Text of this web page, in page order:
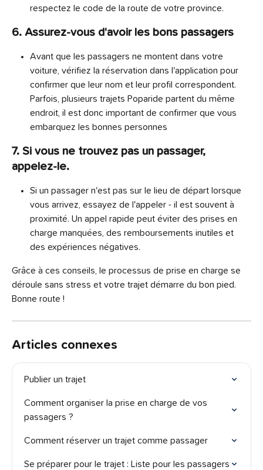
respectez le code de la route de votre province.
6. Assurez-vous d'avoir les bons passagers
Avant que les passagers ne montent dans votre
voiture, vérifiez la réservation dans l'application pour
confirmer que leur nom et leur profil correspondent.
Parfois, plusieurs trajets Poparide partent du même
endroit, il est donc important de confirmer que vous
embarquez les bonnes personnes
7. Si vous ne trouvez pas un passager,
appelez-le.
Si un passager n'est pas sur le lieu de départ lorsque
vous arrivez, essayez de l'appeler - il est souvent à
proximité. Un appel rapide peut éviter des prises en
charge manquées, des remboursements inutiles et
des expériences négatives.
Grâce à ces conseils, le processus de prise en charge se
déroule sans stress et votre trajet démarre du bon pied.
Bonne route !
Articles connexes
Publier un trajet
Comment organiser la prise en charge de vos
passagers ?
Comment réserver un trajet comme passager
Se préparer pour le trajet : Liste pour les passagers